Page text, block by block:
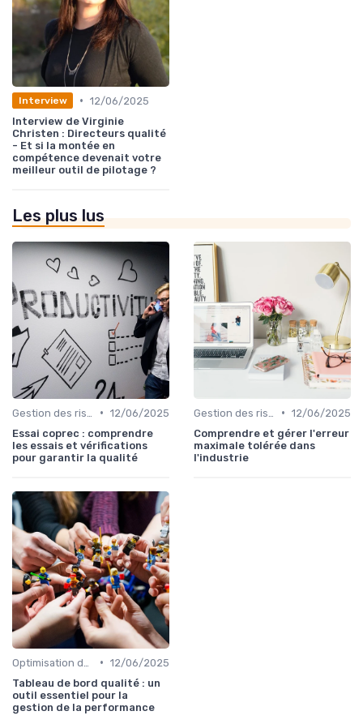
Interview • 12/06/2025
Interview de Virginie
Christen : Directeurs qualité
- Et si la montée en
compétence devenait votre
meilleur outil de pilotage ?
Les plus lus
• 12/06/2025
Essai coprec : comprendre
les essais et vérifications
pour garantir la qualité
• 12/06/2025
Comprendre et gérer l'erreur
maximale tolérée dans
l'industrie
• 12/06/2025
Tableau de bord qualité : un
outil essentiel pour la
gestion de la performance